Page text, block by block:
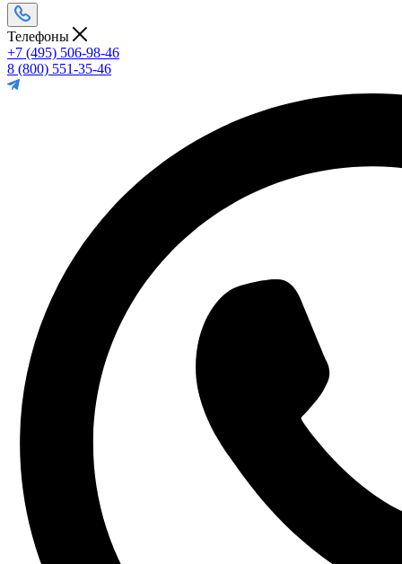
Телефоны
+7 (495) 506-98-46
8 (800) 551-35-46